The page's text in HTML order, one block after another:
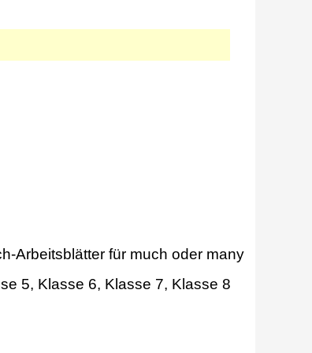
Arbeitsblätter für much oder many
5, Klasse 6, Klasse 7, Klasse 8